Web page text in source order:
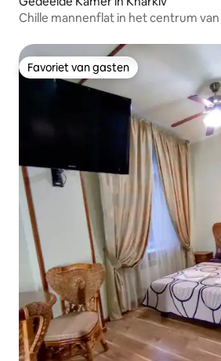
Chille mannenflat in het centrum van
Favoriet van gasten
Favoriet van gasten